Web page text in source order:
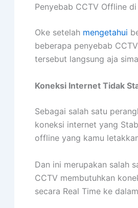
Penyebab CCTV Offline di
Oke setelah mengetahui
beberapa penyebab
tersebut langsung aja
Koneksi Internet Tidak
Sebagai salah satu
koneksi internet yang
offline yang kamu
Dan ini merupakan salah
CCTV membutuhkan
secara Real Time ke